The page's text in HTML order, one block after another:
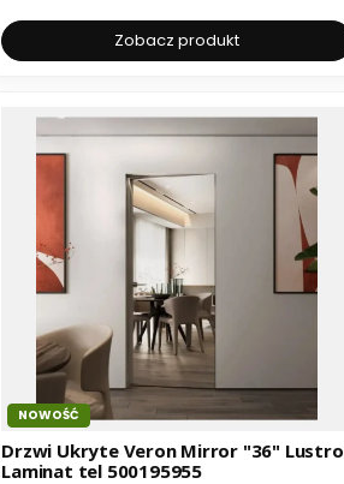
Zobacz produkt
NOWOŚĆ
Drzwi Ukryte Veron Mirror "36" Lustro
Laminat tel 500195955